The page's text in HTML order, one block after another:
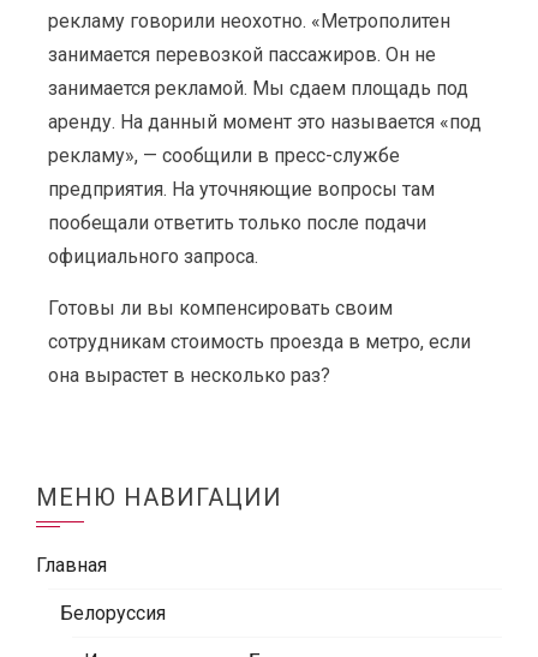
рекламу говорили неохотно. «Метрополитен
занимается перевозкой пассажиров. Он не
занимается рекламой. Мы сдаем площадь под
аренду. На данный момент это называется «под
рекламу», — сообщили в пресс-службе
предприятия. На уточняющие вопросы там
пообещали ответить только после подачи
официального запроса.
Готовы ли вы компенсировать своим
сотрудникам стоимость проезда в метро, если
она вырастет в несколько раз?
МЕНЮ НАВИГАЦИИ
Главная
Белоруссия